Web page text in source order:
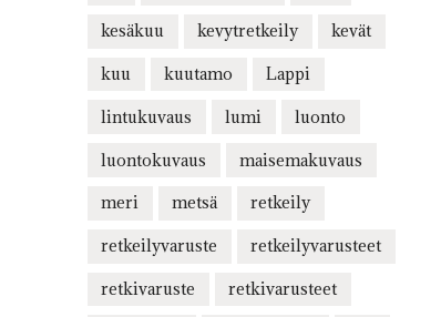
kesäkuu kevytretkeily kevät
kuu kuutamo Lappi
lintukuvaus lumi luonto
luontokuvaus maisemakuvaus
meri metsä retkeily
retkeilyvaruste retkeilyvarusteet
retkivaruste retkivarusteet